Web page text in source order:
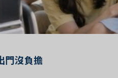
門沒負擔